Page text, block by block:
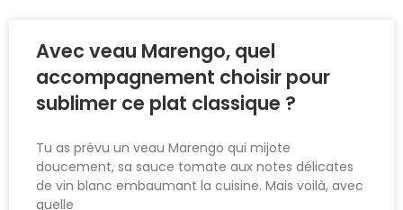
Avec veau Marengo, quel
accompagnement choisir pour
sublimer ce plat classique ?
Tu as prévu un veau Marengo qui mijote
doucement, sa sauce tomate aux notes délicates
de vin blanc embaumant la cuisine. Mais voilà, avec
quelle